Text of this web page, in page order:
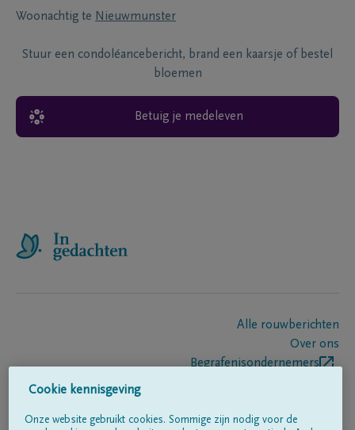
Woonachtig te Nieuwmunster
Stuur een condoléancebericht, brand een kaarsje of bestel
bloemen
Betuig je medeleven
Alle rouwberichten
Over ons
Begrafenisondernemers
Cookie kennisgeving
Onze website gebruikt cookies. Sommige zijn nodig voor de